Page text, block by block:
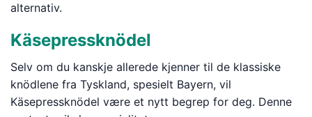
alternativ.
Käsepressknödel
Selv om du kanskje allerede kjenner til de klassiske
knödlene fra Tyskland, spesielt Bayern, vil
Käsepressknödel være et nytt begrep for deg. Denne